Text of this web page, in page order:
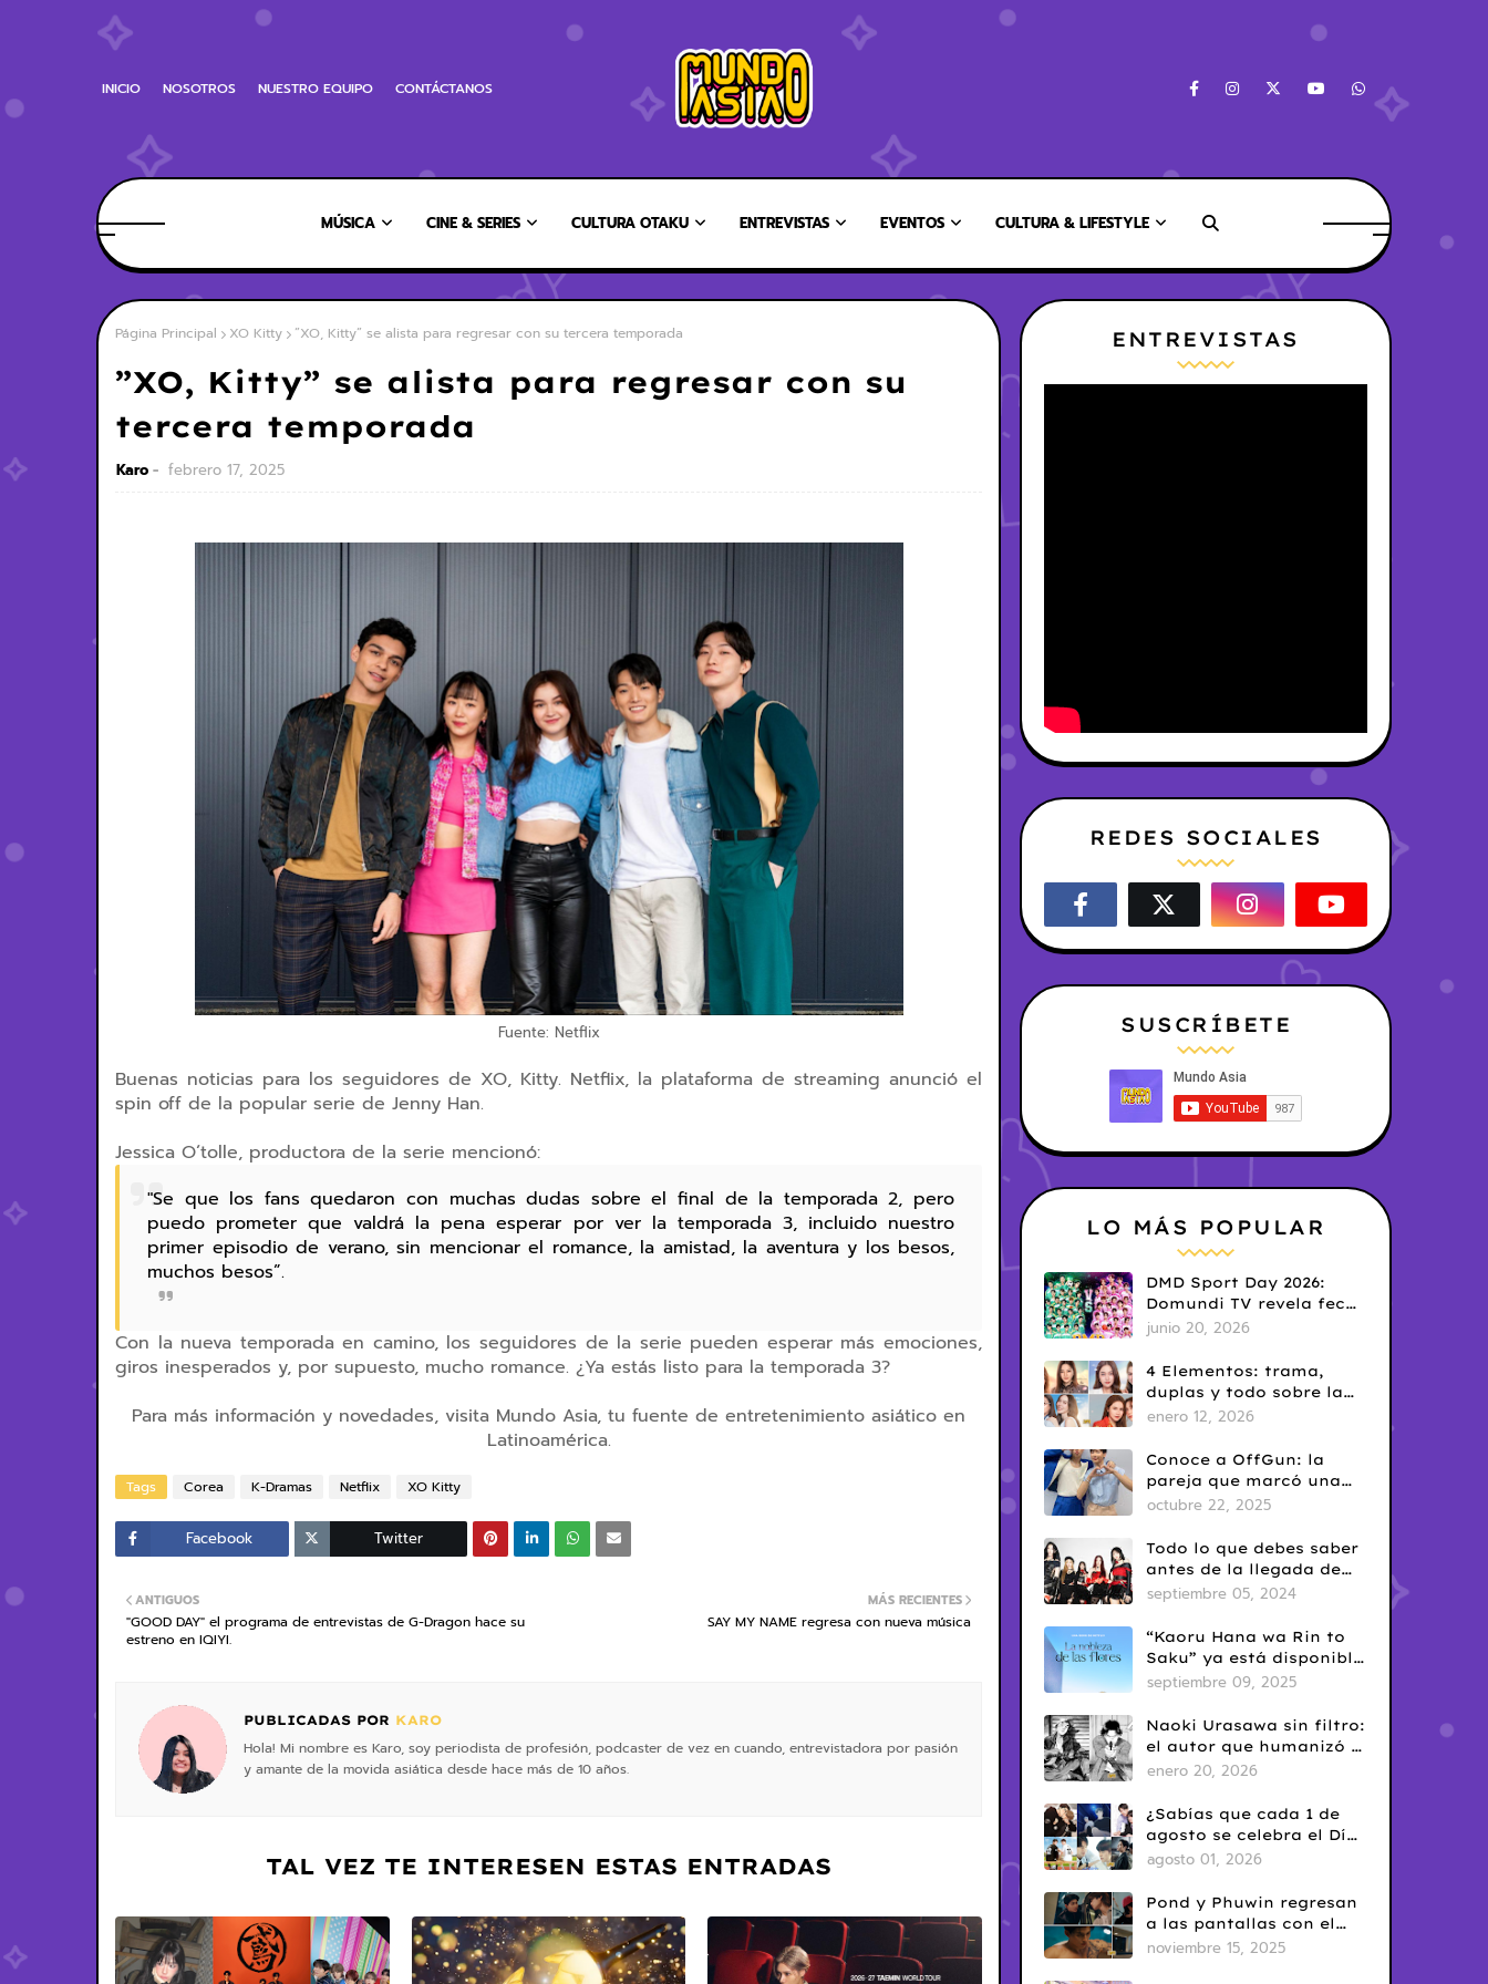
INICIO NOSOTROS NUESTRO EQUIPO CONTÁCTANOS
MÚSICA CINE & SERIES CULTURA OTAKU ENTREVISTAS EVENTOS CULTURA & LIFESTYLE
Página Principal XO Kitty ”XO, Kitty” se alista para regresar con su tercera temporada
”XO, Kitty” se alista para regresar con su
tercera temporada
Karo febrero 17, 2025
Fuente: Netflix
Buenas noticias para los seguidores de XO, Kitty. Netflix, la plataforma de streaming anunció el
spin off de la popular serie de Jenny Han.
Jessica O´tolle, productora de la serie mencionó:
"Se que los fans quedaron con muchas dudas sobre el final de la temporada 2, pero
puedo prometer que valdrá la pena esperar por ver la temporada 3, incluido nuestro
primer episodio de verano, sin mencionar el romance, la amistad, la aventura y los besos,
muchos besos”.
Con la nueva temporada en camino, los seguidores de la serie pueden esperar más emociones,
giros inesperados y, por supuesto, mucho romance. ¿Ya estás listo para la temporada 3?
Para más información y novedades, visita Mundo Asia, tu fuente de entretenimiento asiático en
Latinoamérica.
Tags Corea K-Dramas Netflix XO Kitty
Facebook Twitter
MÁS RECIENTES
SAY MY NAME regresa con nueva música
ANTIGUOS
"GOOD DAY" el programa de entrevistas de G-Dragon hace su
estreno en IQIYI.
PUBLICADAS POR KARO
Hola! Mi nombre es Karo, soy periodista de profesión, podcaster de vez en cuando, entrevistadora por pasión
y amante de la movida asiática desde hace más de 10 años.
TAL VEZ TE INTERESEN ESTAS ENTRADAS
ENTREVISTAS
REDES SOCIALES
SUSCRÍBETE
LO MÁS POPULAR
DMD Sport Day 2026:
Domundi TV revela fecha
y temática
junio 20, 2026
4 Elementos: trama,
duplas y todo sobre la
saga GL antes de su
enero 12, 2026
Conoce a OffGun: la
pareja que marcó una
era en el BL tailandés
octubre 22, 2025
Todo lo que debes saber
antes de la llegada de
ARTMS a Latinoamérica
septiembre 05, 2024
“Kaoru Hana wa Rin to
Saku” ya está disponible
en Netflix: romance
clásico
septiembre 09, 2025
Naoki Urasawa sin filtro:
el autor que humanizó el
mal
enero 20, 2026
¿Sabías que cada 1 de
agosto se celebra el Día
del Yaoi? Así nació una
conocidas del fandom
BL
agosto 01, 2026
Pond y Phuwin regresan
a las pantallas con el
esperado estreno de “Me
noviembre 15, 2025